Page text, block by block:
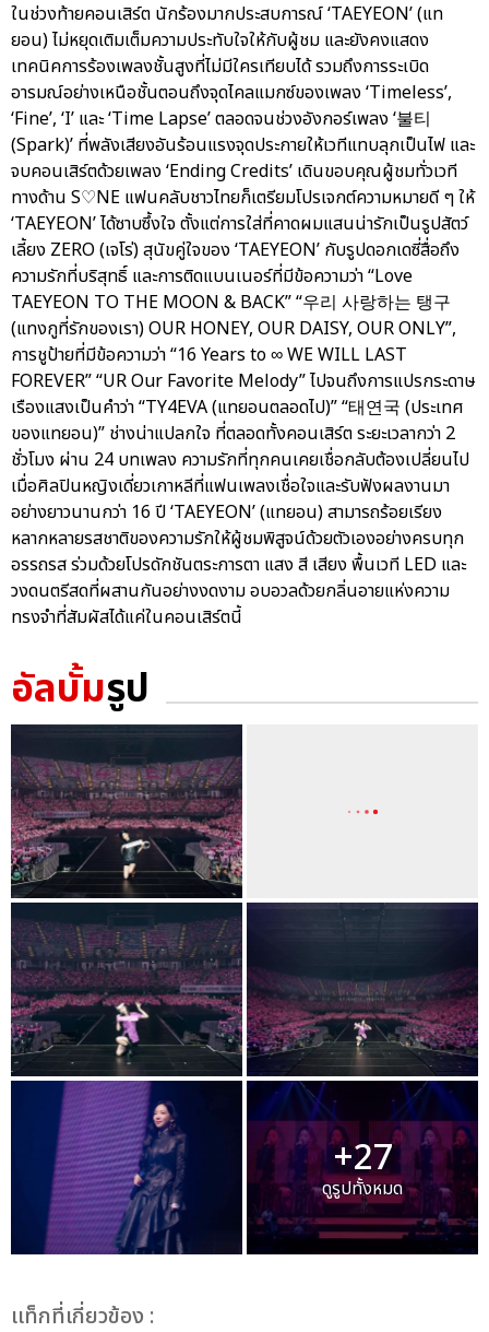
ในช่วงท้ายคอนเสิร์ต นักร้องมากประสบการณ์ ‘TAEYEON’ (แท
ยอน) ไม่หยุดเติมเต็มความประทับใจให้กับผู้ชม และยังคงแสดง
เทคนิคการร้องเพลงชั้นสูงที่ไม่มีใครเทียบได้ รวมถึงการระเบิด
อารมณ์อย่างเหนือชั้นตอนถึงจุดไคลแมกซ์ของเพลง ‘Timeless’,
‘Fine’, ‘I’ และ ‘Time Lapse’ ตลอดจนช่วงอังกอร์เพลง ‘불티
(Spark)’ ที่พลังเสียงอันร้อนแรงจุดประกายให้เวทีแทบลุกเป็นไฟ และ
จบคอนเสิร์ตด้วยเพลง ‘Ending Credits’ เดินขอบคุณผู้ชมทั่วเวที
ทางด้าน S♡NE แฟนคลับชาวไทยก็เตรียมโปรเจกต์ความหมายดี ๆ ให้
‘TAEYEON’ ได้ซาบซึ้งใจ ตั้งแต่การใส่ที่คาดผมแสนน่ารักเป็นรูปสัตว์
เลี้ยง ZERO (เจโร่) สุนัขคู่ใจของ ‘TAEYEON’ กับรูปดอกเดซี่สื่อถึง
ความรักที่บริสุทธิ์ และการติดแบนเนอร์ที่มีข้อความว่า “Love
TAEYEON TO THE MOON & BACK” “우리 사랑하는 탱구
(แทงกูที่รักของเรา) OUR HONEY, OUR DAISY, OUR ONLY”,
การชูป้ายที่มีข้อความว่า “16 Years to ∞ WE WILL LAST
FOREVER” “UR Our Favorite Melody” ไปจนถึงการแปรกระดาษ
เรืองแสงเป็นคำว่า “TY4EVA (แทยอนตลอดไป)” “태연국 (ประเทศ
ของแทยอน)” ช่างน่าแปลกใจ ที่ตลอดทั้งคอนเสิร์ต ระยะเวลากว่า 2
ชั่วโมง ผ่าน 24 บทเพลง ความรักที่ทุกคนเคยเชื่อกลับต้องเปลี่ยนไป
เมื่อศิลปินหญิงเดี่ยวเกาหลีที่แฟนเพลงเชื่อใจและรับฟังผลงานมา
อย่างยาวนานกว่า 16 ปี ‘TAEYEON’ (แทยอน) สามารถร้อยเรียง
หลากหลายรสชาติของความรักให้ผู้ชมพิสูจน์ด้วยตัวเองอย่างครบทุก
อรรถรส ร่วมด้วยโปรดักชันตระการตา แสง สี เสียง พื้นเวที LED และ
วงดนตรีสดที่ผสานกันอย่างงดงาม อบอวลด้วยกลิ่นอายแห่งความ
ทรงจำที่สัมผัสได้แค่ในคอนเสิร์ตนี้
อัลบั้มรูป
+27
ดูรูปทั้งหมด
เเท็กที่เกี่ยวข้อง :